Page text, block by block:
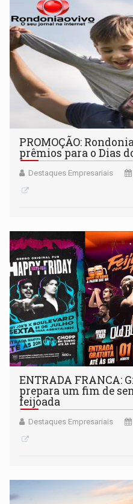
PROMOÇÃO:
prêmios para o Dias
Destaques Empresariais
ENTRADA FRANCA:
prepara um fim de
feijoada
Destaques Empresariais